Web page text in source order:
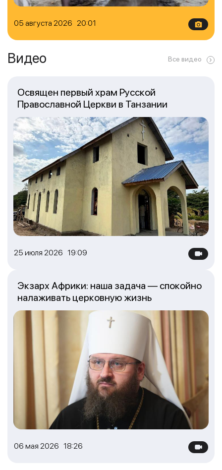
05 августа 2026 20:01
Видео Все видео
25 июля 2026 19:09
Освящен первый храм Русской
Православной Церкви в Танзании
06 мая 2026 18:26
Экзарх Африки: наша задача — спокойно
налаживать церковную жизнь